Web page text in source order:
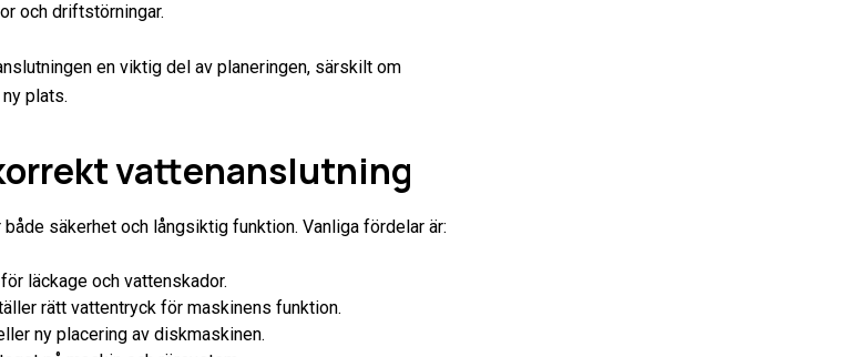
och driftstörningar.
en viktig del av planeringen, särskilt om
plats.
vattenanslutning
säkerhet och långsiktig funktion. Vanliga fördelar är:
läckage och vattenskador.
rätt vattentryck för maskinens funktion.
ny placering av diskmaskinen.